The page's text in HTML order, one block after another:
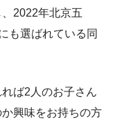
2022年北京五
も選ばれている同
ば2人のお子さん
興味をお持ちの方